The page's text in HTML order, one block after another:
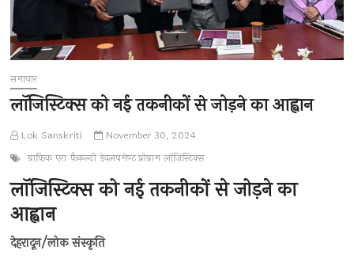
समाचार
लाॅजिस्टिक्स को नई तकनीकों से जोड़ने का आह्वान
Lok Sanskriti
November 30, 2024
ग्राफिक एरा फैकल्टी डेवलपमेण्ट प्रोग्राम लाॅजिस्टिक्स
लाॅजिस्टिक्स को नई तकनीकों से जोड़ने का
आह्वान
देहरादून/लोक संस्कृति